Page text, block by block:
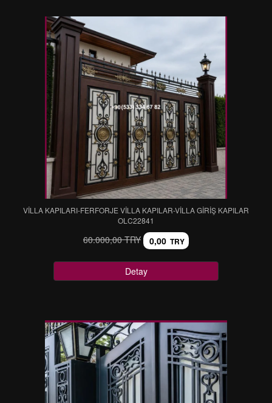
VİLLA KAPILARI-FERFORJE VİLLA KAPILAR-VİLLA GİRİŞ KAPILAR
OLC22841
60.000,00 TRY 0,00 TRY
Detay